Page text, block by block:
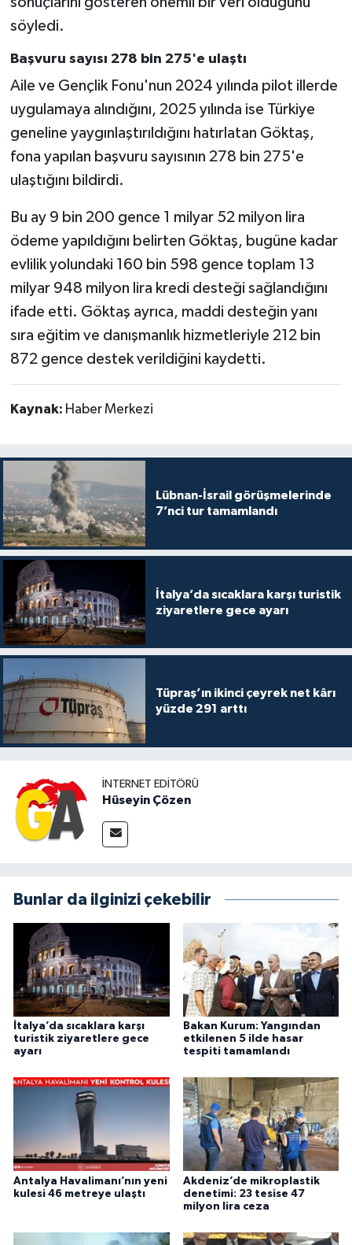
söyledi.
Başvuru sayısı 278 bin 275'e ulaştı
Aile ve Gençlik Fonu'nun 2024 yılında pilot illerde
uygulamaya alındığını, 2025 yılında ise Türkiye
geneline yaygınlaştırıldığını hatırlatan Göktaş,
fona yapılan başvuru sayısının 278 bin 275'e
ulaştığını bildirdi.
Bu ay 9 bin 200 gence 1 milyar 52 milyon lira
ödeme yapıldığını belirten Göktaş, bugüne kadar
evlilik yolundaki 160 bin 598 gence toplam 13
milyar 948 milyon lira kredi desteği sağlandığını
ifade etti. Göktaş ayrıca, maddi desteğin yanı
sıra eğitim ve danışmanlık hizmetleriyle 212 bin
872 gence destek verildiğini kaydetti.
Kaynak: Haber Merkezi
Lübnan-İsrail görüşmelerinde
7’nci tur tamamlandı
İtalya’da sıcaklara karşı turistik
ziyaretlere gece ayarı
Tüpraş’ın ikinci çeyrek net kârı
yüzde 291 arttı
İNTERNET EDITÖRÜ
Hüseyin Çözen
Bunlar da ilginizi çekebilir
İtalya’da sıcaklara karşı
turistik ziyaretlere gece
ayarı
Bakan Kurum: Yangından
etkilenen 5 ilde hasar
tespiti tamamlandı
Antalya Havalimanı’nın yeni
kulesi 46 metreye ulaştı
Akdeniz’de mikroplastik
denetimi: 23 tesise 47
milyon lira ceza